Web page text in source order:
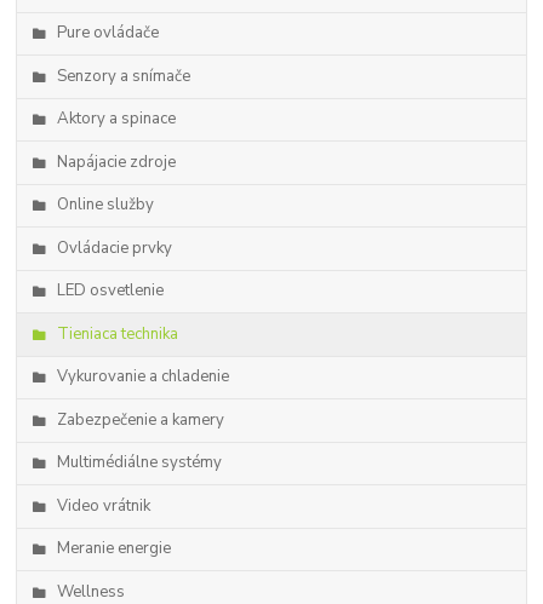
Pure ovládače
Senzory a snímače
Aktory a spinace
Napájacie zdroje
Online služby
Ovládacie prvky
LED osvetlenie
Tieniaca technika
Vykurovanie a chladenie
Zabezpečenie a kamery
Multimédiálne systémy
Video vrátnik
Meranie energie
Wellness